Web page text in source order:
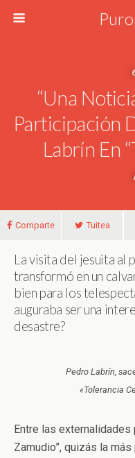
“Una
Participación
Labrín En
Comparte Tuitea
La visita del jesuita al
transformó en un
bien para los
auguraba ser una
desastre?
Pedro Labrín,
«Tolerancia
Entre las
Zamudio”, quizás la